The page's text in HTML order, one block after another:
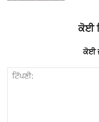
ਕੋਈ
ਕੋਈ